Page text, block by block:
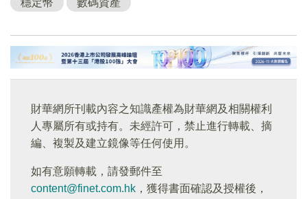
穩定幣 數碼資產
財華網所刊載內容之知識產權為財華網及相關權利
人專屬所有或持有。未經許可，禁止進行轉載、摘
編、複製及建立鏡像等任何使用。
如有意願轉載，請發郵件至
content@finet.com.hk ，獲得書面確認及授權後，